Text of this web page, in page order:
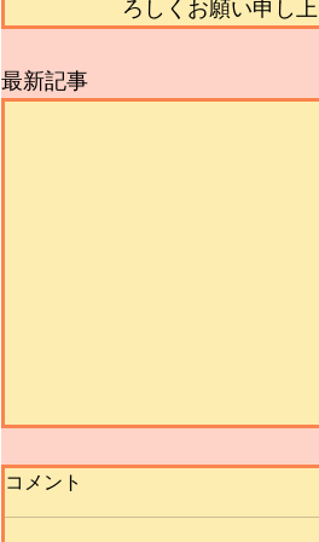
ろしくお願い申し
最新記事
コメント